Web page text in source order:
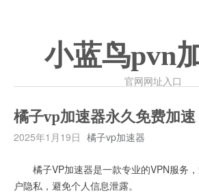
小蓝鸟pvn
官网网址入口
橘子vp加速器永久免费加速
2025年1月19日 橘子vp加速器
橘子VP加速器是一款专业的VPN服务，
户隐私，避免个人信息泄露。